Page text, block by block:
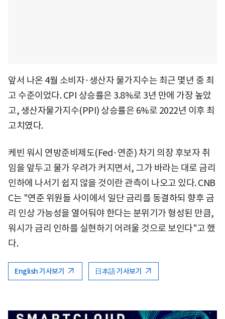
앞서 나온 4월 소비자·생산자 물가지수는 최근 몇년 중 최
고 수준이었다. CPI 상승률은 3.8%로 3년 만에 가장 높았
고, 생산자물가지수(PPI) 상승률은 6%로 2022년 이후 최
고치였다.
케빈 워시 연방준비제도(Fed·연준) 차기 의장 후보자 취
임을 앞두고 물가 우려가 커지면서, 그가 바라는 대로 금리
인하에 나서기 쉽지 않을 것이란 관측이 나오고 있다. CNB
C는 "연준 위원들 사이에서 일단 금리를 동결하되 향후 금
리 인상 가능성을 열어둬야 한다는 분위기가 형성된 만큼,
워시가 금리 인하를 실현하기 어려울 것으로 보인다"고 했
다.
English 기사보기 日本語 기사보기